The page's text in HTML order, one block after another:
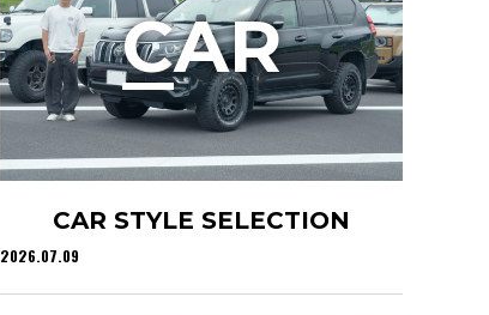
CAR STYLE SELECTION
2026.07.09
CAR